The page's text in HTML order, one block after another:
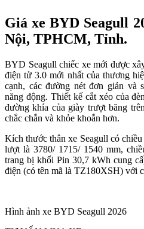
Giá xe BYD Seagull
Nội, TPHCM, Tỉnh.
BYD Seagull chiếc xe mới được
điện tử 3.0 mới nhất của thương
cạnh, các đường nét đơn giản và
năng động. Thiết kế cắt xéo của
đường khía của giày trượt băng
chắc chắn và khỏe khoắn hơn.
Kích thước thân xe Seagull có
lượt là 3780/ 1715/ 1540 mm,
trang bị khối Pin 30,7 kWh cung
điện (có tên mã là TZ180XSH) với
Hình ảnh xe BYD Seagull 2026